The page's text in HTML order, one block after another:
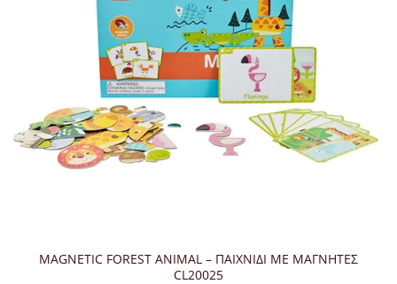
MAGNETIC FOREST ANIMAL – ΠΑΙΧΝΙΔΙ ΜΕ ΜΑΓΝΗΤΕΣ
CL20025